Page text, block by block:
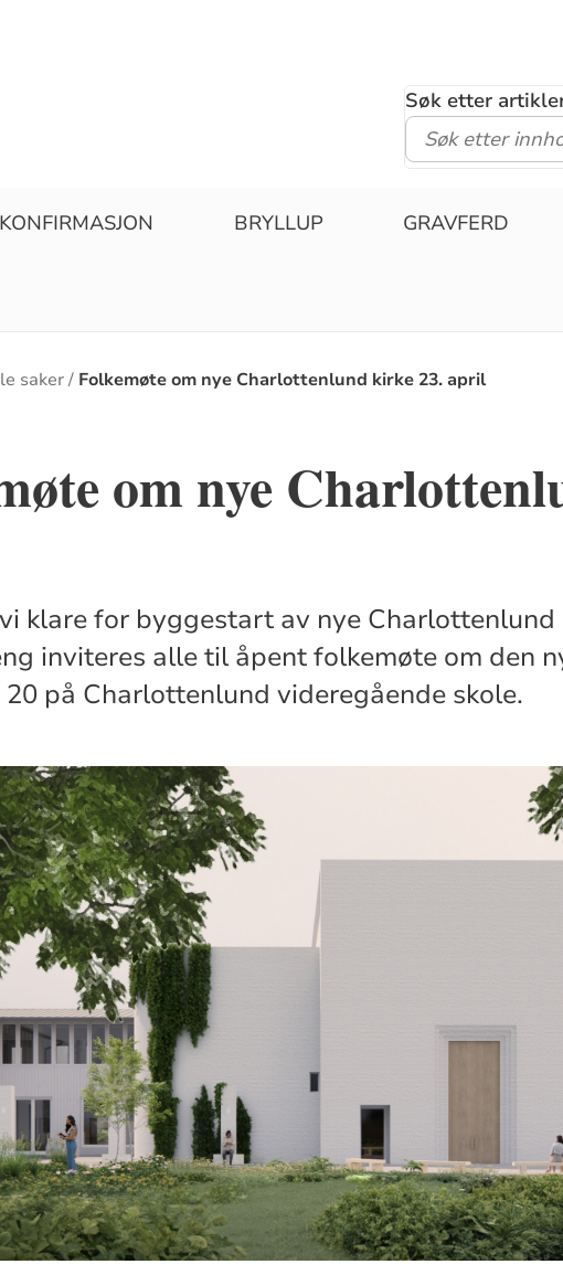
Søk etter
KONFIRMASJON BRYLLUP GRAVFERD
saker Folkemøte om nye Charlottenlund kirke 23. april
om nye
klare for byggestart av nye Charlottenlund
inviteres alle til åpent folkemøte om den
på Charlottenlund videregående skole.